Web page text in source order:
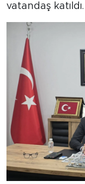
vatandaş katıldı.